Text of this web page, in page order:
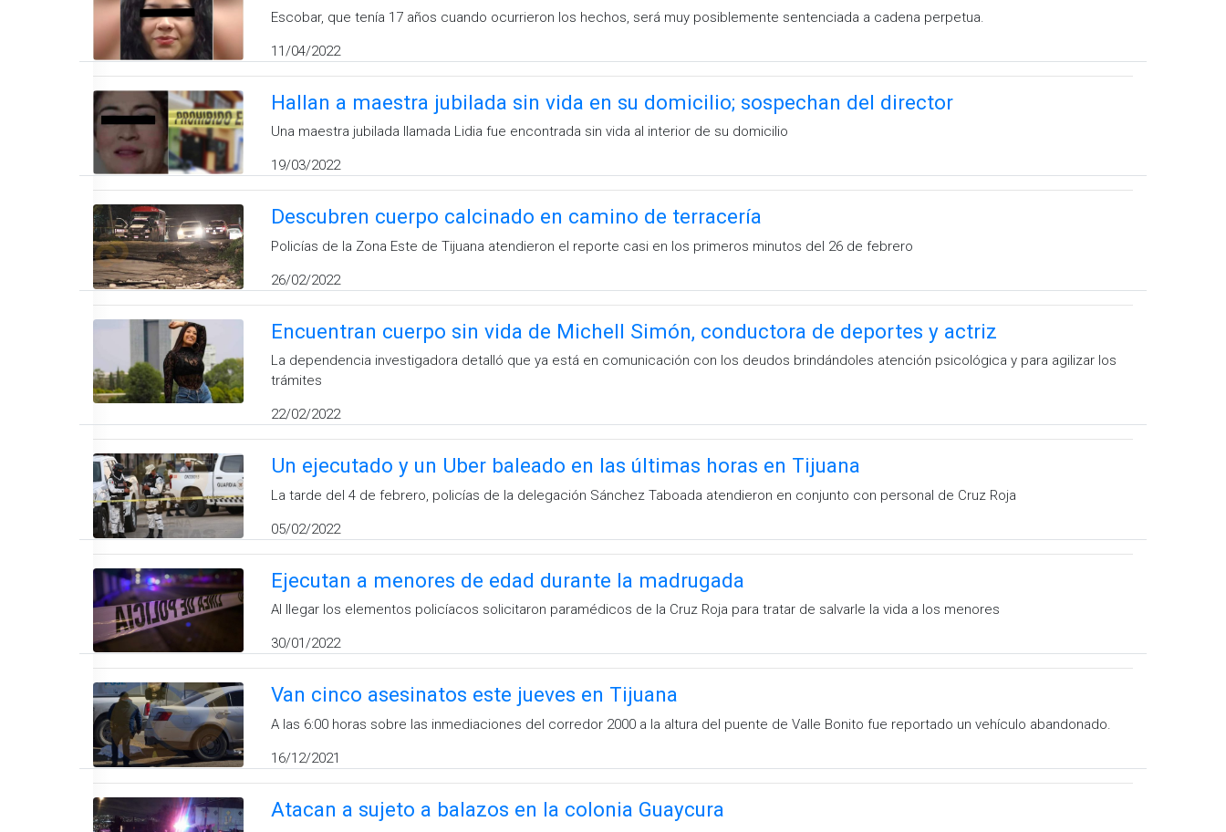
Escobar, que tenía 17 años cuando ocurrieron los hechos, será muy posiblemente sentenciada a cadena perpetua.
11/04/2022
Hallan a maestra jubilada sin vida en su domicilio; sospechan del director
Una maestra jubilada llamada Lidia fue encontrada sin vida al interior de su domicilio
19/03/2022
Descubren cuerpo calcinado en camino de terracería
Policías de la Zona Este de Tijuana atendieron el reporte casi en los primeros minutos del 26 de febrero
26/02/2022
Encuentran cuerpo sin vida de Michell Simón, conductora de deportes y actriz
La dependencia investigadora detalló que ya está en comunicación con los deudos brindándoles atención psicológica y para agilizar los
trámites
22/02/2022
Un ejecutado y un Uber baleado en las últimas horas en Tijuana
La tarde del 4 de febrero, policías de la delegación Sánchez Taboada atendieron en conjunto con personal de Cruz Roja
05/02/2022
Ejecutan a menores de edad durante la madrugada
Al llegar los elementos policíacos solicitaron paramédicos de la Cruz Roja para tratar de salvarle la vida a los menores
30/01/2022
Van cinco asesinatos este jueves en Tijuana
A las 6:00 horas sobre las inmediaciones del corredor 2000 a la altura del puente de Valle Bonito fue reportado un vehículo abandonado.
16/12/2021
Atacan a sujeto a balazos en la colonia Guaycura